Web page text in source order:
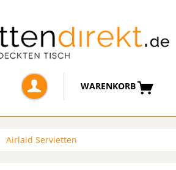
WARENKORB
Airlaid Servietten